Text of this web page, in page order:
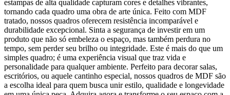
estampas de alta qualidade capturam cores e detalhes vibrantes,
tornando cada quadro uma obra de arte única. Feito com MDF
tratado, nossos quadros oferecem resistência incomparável e
durabilidade excepcional. Sinta a segurança de investir em um
produto que não só embeleza o espaço, mas também perdura no
tempo, sem perder seu brilho ou integridade. Este é mais do que um
simples quadro; é uma experiência visual que traz vida e
personalidade para qualquer ambiente. Perfeito para decorar salas,
escritórios, ou aquele cantinho especial, nossos quadros de MDF são
a escolha ideal para quem busca unir estilo, qualidade e longevidade